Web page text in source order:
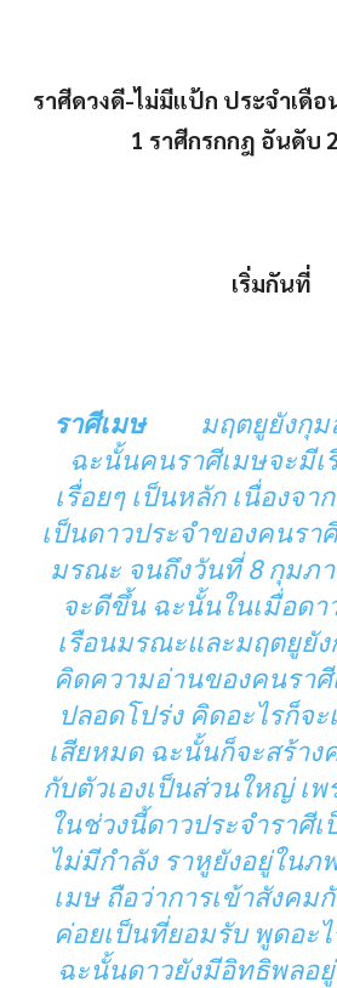
ราศีดวงดี-ไม่มีแป้ก ประจำเดื
1 ราศีกรกกฎ อันดับ
เริ่มกันที่
ราศีเมษ มฤตยูยังกุม
ฉะนั้นคนราศีเมษจะมีเ
เรื่อยๆ เป็นหลัก เนื่องจา
เป็นดาวประจำของคนรา
มรณะ จนถึงวันที่ 8 กุมภ
จะดีขึ้น ฉะนั้นในเมื่อดา
เรือนมรณะและมฤตยูยั
คิดความอ่านของคนรา
ปลอดโปร่ง คิดอะไรก็จ
เสียหมด ฉะนั้นก็จะสร้าง
กับตัวเองเป็นส่วนใหญ่ เ
ในช่วงนี้ดาวประจำราศี
ไม่มีกำลัง ราหูยังอยู่ในภ
เมษ ถือว่าการเข้าสังคม
ค่อยเป็นที่ยอมรับ พูดอะ
ฉะนั้นดาวยังมีอิทธิพลอ